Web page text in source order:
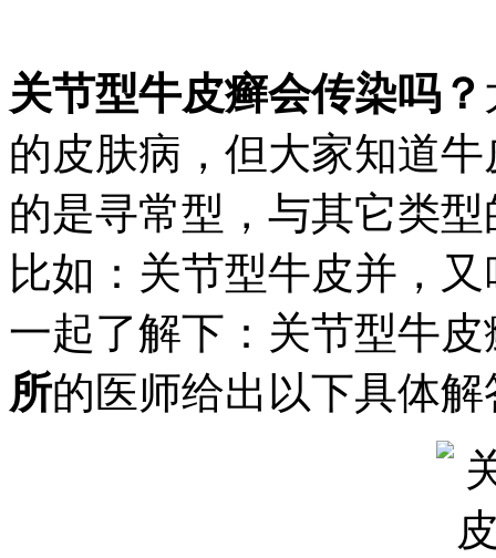
关节型牛皮癣会传染吗？
的皮肤病，但大家知道
的是寻常型，与其它类
比如：关节型牛皮并，
一起了解下：关节型牛
所的医师给出以下具体解